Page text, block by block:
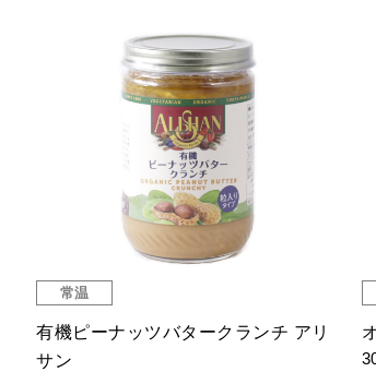
常温
有機ピーナッツバタークランチ アリ
サン